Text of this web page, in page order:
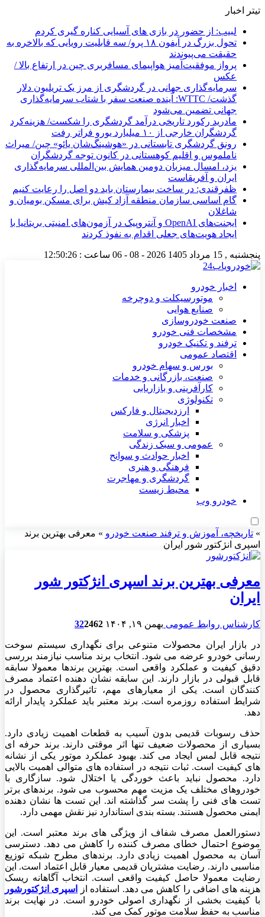
تیتر اخبار
لبیب: از حضور در بازی های آسیایی کناره گیری کردم
تحول بزرگ در آیفون ۱۸ پرو/ سه قابلیت رویایی که بالاخره به
حقیقت می‌پیوندند
پرواز موفقیت‌آمیز هواپیمای مسافربری چین در ارتفاع بالا /
عکس
سرمایه‌گذاری جهانی در گردشگری از مرز یک تریلیون دلار
گذشت/ WTTC: آینده صنعت سفر با شتاب سرمایه‌گذاری
جهانی تضمین می‌شود
مادرید رکورد تاریخی درآمد گردشگری را شکست/ هزینه‌کرد
گردشگران خارجی از ۱۰ میلیارد یورو فراتر رفت
رونق گردشگری تابستانی در «هوشینگ‌شان یائو» چین/ میراث
ناملموس و اقلیم کوهستانی در کانون توجه گردشگران
یزد، امسال میزبان دومین همایش بین‌المللی سرمایه‌گذاری
ایران و آفریقاست
ظفرقندی: در ساخت بیمارستان باید دو اصل را رعایت کنیم
گام اساسی سازمان منطقه آزاد کیش برای مسکن بومیان و
شاغلان
ایجنت‌های OpenAI و آنتروپیک در آزمون‌های امنیتی بریتانیا با
ایجاد هویت‌های جعلی اقدام به نفوذ کردند
پنجشنبه , 15 مرداد 1405 2026 - 08 - 06 ساعت : 12:50:27
اخبار خودرو
موتورسیکلت و دوچرخه
صنایع هوایی
صنعت خودروسازی
مشخصات فنی خودرو
ترفند و تکنیک خودرو
اقتصاد عمومی
بورس و سهام خودرو
صنعت، بازرگانی و خدمات
کارآفرینی و بازاریابی
تکنولوژی
ارزدیجیتال و فارکس
اخبار انرژی
پزشکی و سلامت
عمومی و سبک زندگی
اخبار حوادث و سوانح
فرهنگی و هنری
گردشگری و مهاجرت
محیط زیست
خودرو وب
» تاریخچه، آموزش و ترفند صنعت خودرو » معرفی بهترین برند
اسپری انژکتور شور ایران
معرفی بهترین برند اسپری انژکتور شور
ایران
کارشناس روابط عمومی بهمن ۱۹, ۱۴۰۴ 322462
در بازار ایران محصولات متنوعی برای نگهداری سیستم سوخت
رسانی خودرو عرضه می شود. انتخاب برند مناسب نیازمند بررسی
دقیق کیفیت و عملکرد واقعی است. بهترین برندها معمولا سابقه
قابل قبولی در بازار دارند. این سابقه نشان دهنده اعتماد مصرف
کنندگان است. یکی از معیارهای مهم، تاثیرگذاری محصول در
شرایط استفاده روزمره است. برند معتبر باید عملکرد پایدار ارائه
دهد.
حذف رسوبات قدیمی بدون آسیب به قطعات اهمیت زیادی دارد.
بسیاری از محصولات ضعیف تنها اثر موقتی دارند. برند حرفه ای
نتیجه قابل لمس ایجاد می کند. بهبود عملکرد موتور یکی از نشانه
های کیفیت است. ثبات نتیجه در استفاده های متوالی اهمیت بالایی
دارد. محصول نباید باعث خوردگی یا اختلال شود. سازگاری با
خودروهای مختلف یک مزیت مهم محسوب می شود. برندهای برتر
تست های فنی را پشت سر گذاشته اند. این تست ها نشان دهنده
ایمنی محصول هستند. بسته بندی استاندارد نیز نقش مهمی دارد.
دستورالعمل مصرف شفاف از ویژگی های برند معتبر است. این
موضوع احتمال خطای مصرف کننده را کاهش می دهد. دسترسی
آسان به محصول اهمیت زیادی دارد. برندهای مطرح شبکه توزیع
مناسبی دارند. رضایت مشتریان قدیمی معیار قابل اعتماد است. این
رضایت معمولا حاصل کیفیت واقعی است. انتخاب آگاهانه ریسک
هزینه های اضافی را کاهش می دهد. استفاده از
اسپری انژکتورشور
با کیفیت بخشی از نگهداری اصولی خودرو است. در نهایت برند
مناسب به حفظ سلامت موتور کمک می کند.